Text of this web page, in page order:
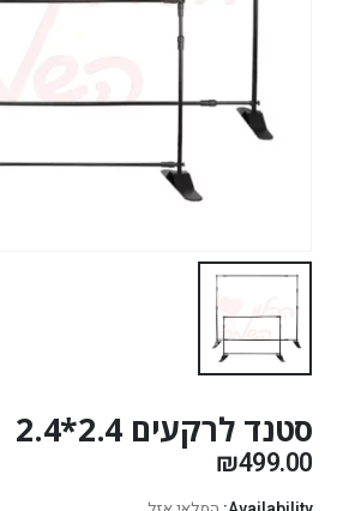
סטנד לרקעים 2.4*2.4
₪499.00